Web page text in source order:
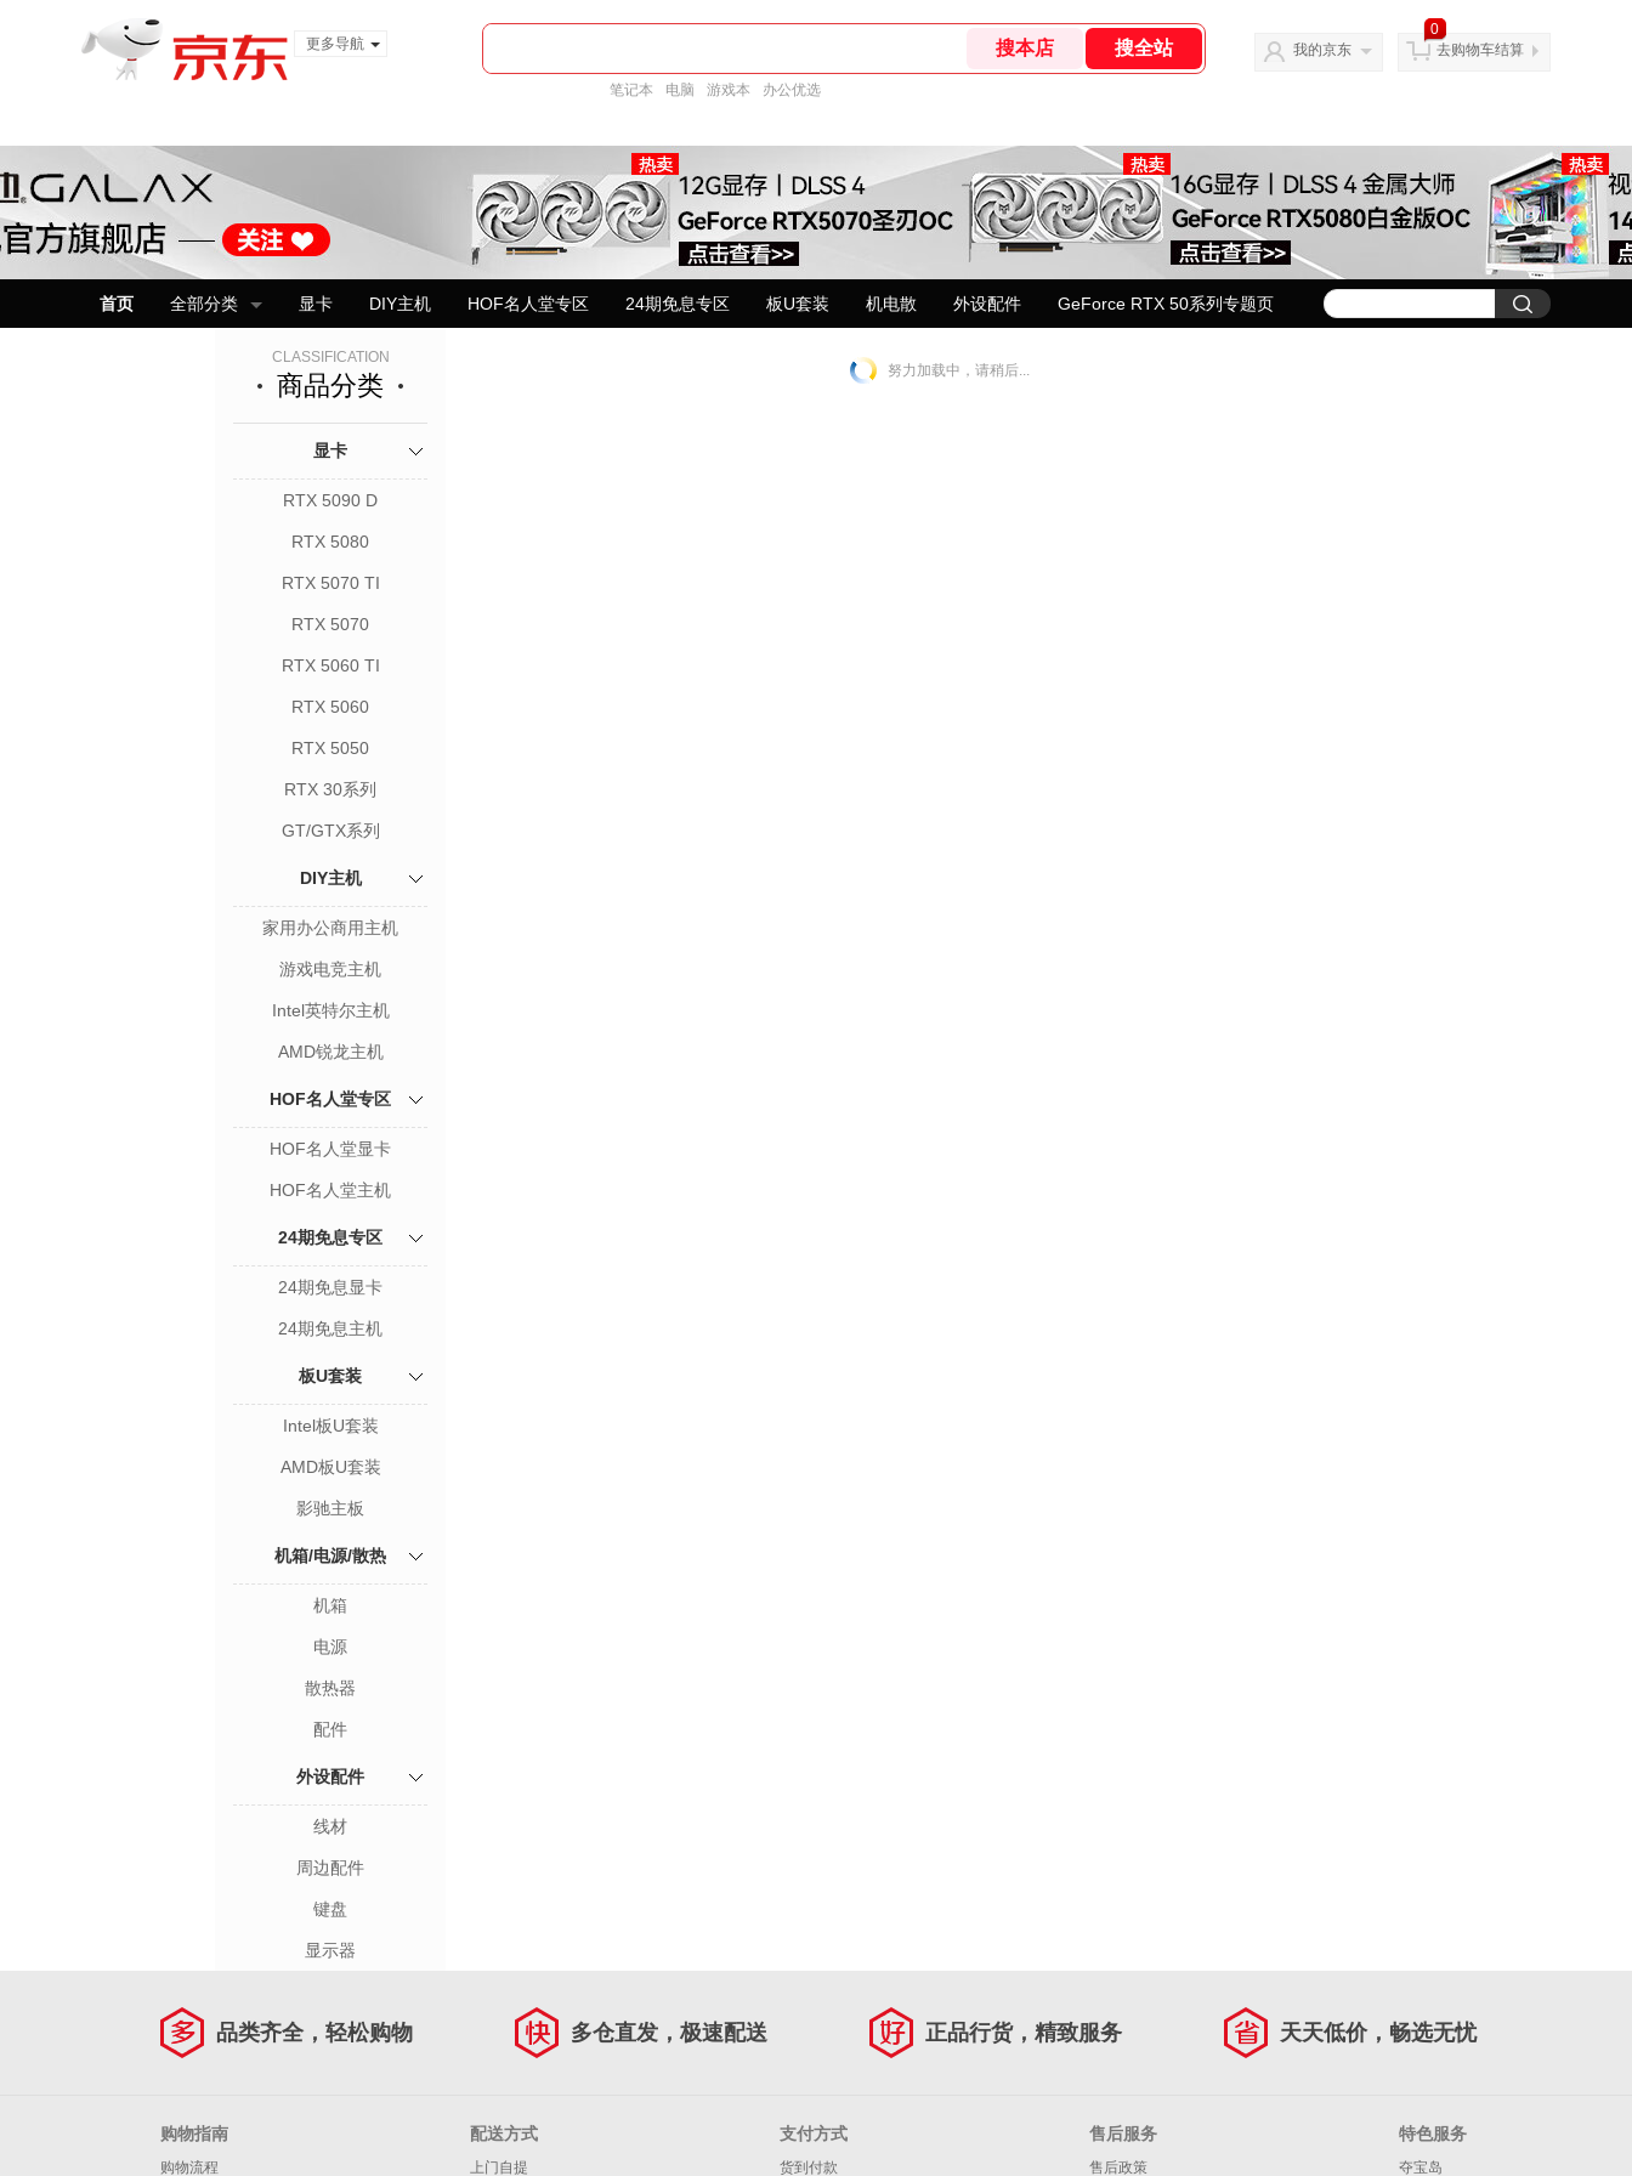
更多导航
笔记本 电脑 游戏本 办公优选
我的京东
0
去购物车结算
首页 全部分类 显卡 DIY主机 HOF名人堂专区 24期免息专区 板U套装 机电散 外设配件 GeForce RTX 50系列专题页
CLASSIFICATION
商品分类
显卡
RTX 5090 D
RTX 5080
RTX 5070 TI
RTX 5070
RTX 5060 TI
RTX 5060
RTX 5050
RTX 30系列
GT/GTX系列
DIY主机
家用办公商用主机
游戏电竞主机
Intel英特尔主机
AMD锐龙主机
HOF名人堂专区
HOF名人堂显卡
HOF名人堂主机
24期免息专区
24期免息显卡
24期免息主机
板U套装
Intel板U套装
AMD板U套装
影驰主板
机箱/电源/散热
机箱
电源
散热器
配件
外设配件
线材
周边配件
键盘
显示器
努力加载中，请稍后...
品类齐全，轻松购物 多仓直发，极速配送 正品行货，精致服务 天天低价，畅选无忧
购物指南
购物流程
配送方式
上门自提
支付方式
货到付款
售后服务
售后政策
特色服务
夺宝岛